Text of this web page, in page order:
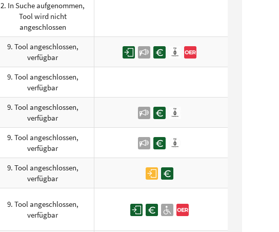
2. In Suche aufgenommen,
Tool wird nicht
angeschlossen
9. Tool angeschlossen,
verfügbar
9. Tool angeschlossen,
verfügbar
9. Tool angeschlossen,
verfügbar
9. Tool angeschlossen,
verfügbar
9. Tool angeschlossen,
verfügbar
9. Tool angeschlossen,
verfügbar